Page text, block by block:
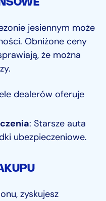
jesiennym może
Obniżone ceny
że można
dealerów oferuje
: Starsze auta
ubezpieczeniowe.
zyskujesz